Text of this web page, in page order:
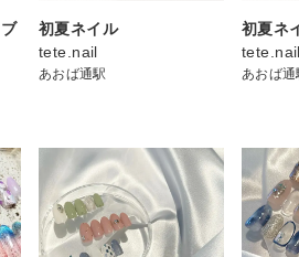
初夏ネイル
tete.nail
あおば通駅
初夏ネ
tete.nail
あおば通